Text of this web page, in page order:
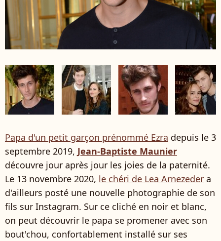
Papa d'un petit garçon prénommé Ezra depuis le 3
septembre 2019, Jean-Baptiste Maunier
découvre jour après jour les joies de la paternité.
Le 13 novembre 2020, le chéri de Lea Arnezeder a
d'ailleurs posté une nouvelle photographie de son
fils sur Instagram. Sur ce cliché en noir et blanc,
on peut découvrir le papa se promener avec son
bout'chou, confortablement installé sur ses